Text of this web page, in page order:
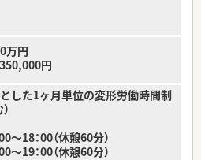
ております。
万円
円
した1ヶ月単位の変形労働時間制
～18：00（休憩60分）
～19：00（休憩60分）